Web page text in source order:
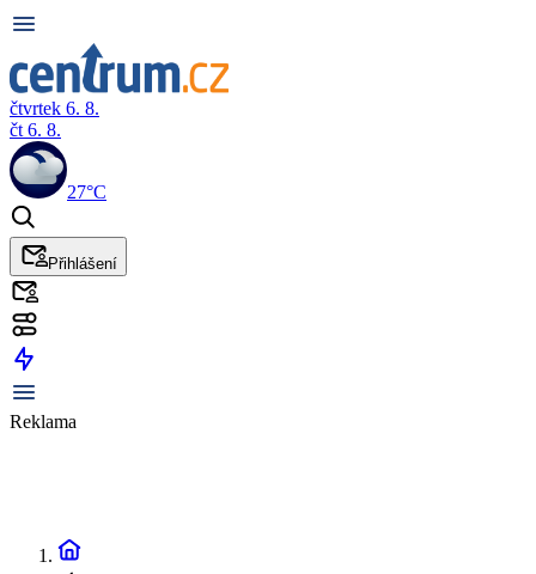
čtvrtek 6. 8.
čt 6. 8.
27°C
Přihlášení
Reklama